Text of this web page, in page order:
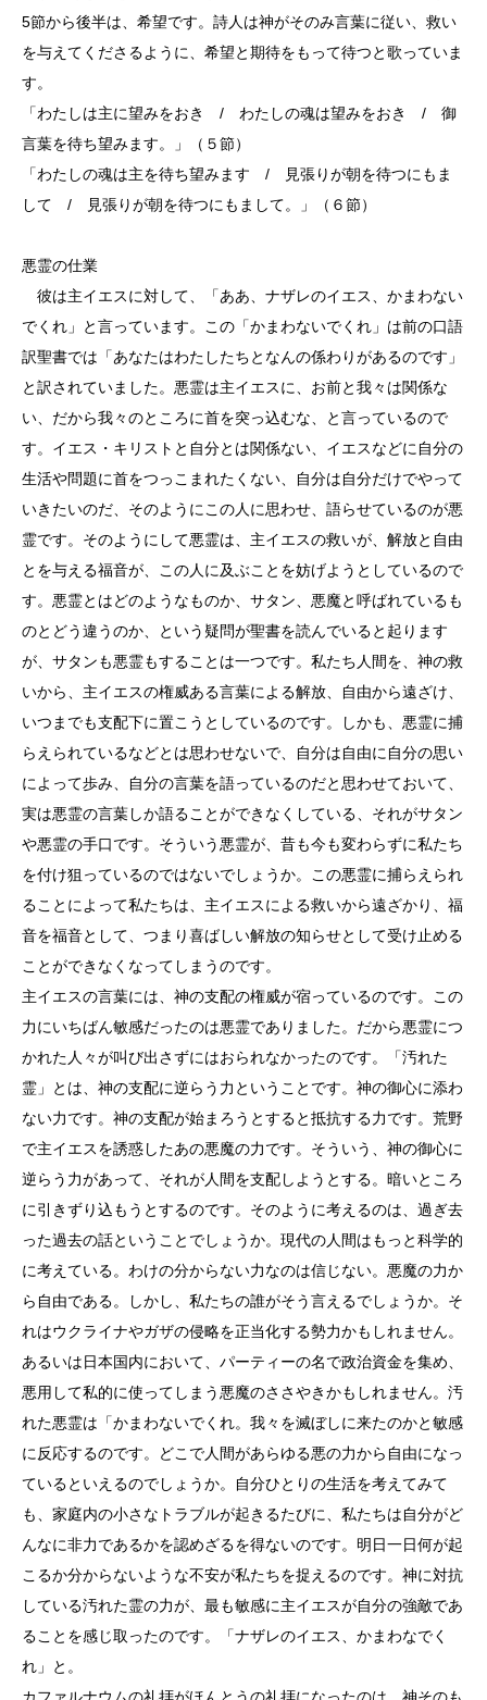
5節から後半は、希望です。詩人は神がそのみ言葉に従い、救い
を与えてくださるように、希望と期待をもって待つと歌っていま
す。
「わたしは主に望みをおき / わたしの魂は望みをおき / 御
言葉を待ち望みます。」（５節）
「わたしの魂は主を待ち望みます / 見張りが朝を待つにもま
して / 見張りが朝を待つにもまして。」（６節）
悪霊の仕業
彼は主イエスに対して、「ああ、ナザレのイエス、かまわない
でくれ」と言っています。この「かまわないでくれ」は前の口語
訳聖書では「あなたはわたしたちとなんの係わりがあるのです」
と訳されていました。悪霊は主イエスに、お前と我々は関係な
い、だから我々のところに首を突っ込むな、と言っているので
す。イエス・キリストと自分とは関係ない、イエスなどに自分の
生活や問題に首をつっこまれたくない、自分は自分だけでやって
いきたいのだ、そのようにこの人に思わせ、語らせているのが悪
霊です。そのようにして悪霊は、主イエスの救いが、解放と自由
とを与える福音が、この人に及ぶことを妨げようとしているので
す。悪霊とはどのようなものか、サタン、悪魔と呼ばれているも
のとどう違うのか、という疑問が聖書を読んでいると起ります
が、サタンも悪霊もすることは一つです。私たち人間を、神の救
いから、主イエスの権威ある言葉による解放、自由から遠ざけ、
いつまでも支配下に置こうとしているのです。しかも、悪霊に捕
らえられているなどとは思わせないで、自分は自由に自分の思い
によって歩み、自分の言葉を語っているのだと思わせておいて、
実は悪霊の言葉しか語ることができなくしている、それがサタン
や悪霊の手口です。そういう悪霊が、昔も今も変わらずに私たち
を付け狙っているのではないでしょうか。この悪霊に捕らえられ
ることによって私たちは、主イエスによる救いから遠ざかり、福
音を福音として、つまり喜ばしい解放の知らせとして受け止める
ことができなくなってしまうのです。
主イエスの言葉には、神の支配の権威が宿っているのです。この
力にいちばん敏感だったのは悪霊でありました。だから悪霊につ
かれた人々が叫び出さずにはおられなかったのです。「汚れた
霊」とは、神の支配に逆らう力ということです。神の御心に添わ
ない力です。神の支配が始まろうとすると抵抗する力です。荒野
で主イエスを誘惑したあの悪魔の力です。そういう、神の御心に
逆らう力があって、それが人間を支配しようとする。暗いところ
に引きずり込もうとするのです。そのように考えるのは、過ぎ去
った過去の話ということでしょうか。現代の人間はもっと科学的
に考えている。わけの分からない力なのは信じない。悪魔の力か
ら自由である。しかし、私たちの誰がそう言えるでしょうか。そ
れはウクライナやガザの侵略を正当化する勢力かもしれません。
あるいは日本国内において、パーティーの名で政治資金を集め、
悪用して私的に使ってしまう悪魔のささやきかもしれません。汚
れた悪霊は「かまわないでくれ。我々を滅ぼしに来たのかと敏感
に反応するのです。どこで人間があらゆる悪の力から自由になっ
ているといえるのでしょうか。自分ひとりの生活を考えてみて
も、家庭内の小さなトラブルが起きるたびに、私たちは自分がど
んなに非力であるかを認めざるを得ないのです。明日一日何が起
こるか分からないような不安が私たちを捉えるのです。神に対抗
している汚れた霊の力が、最も敏感に主イエスが自分の強敵であ
ることを感じ取ったのです。「ナザレのイエス、かまわなでく
れ」と。